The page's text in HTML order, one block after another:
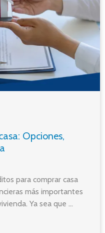
Opciones,
para comprar casa
más importantes
Ya sea que ...